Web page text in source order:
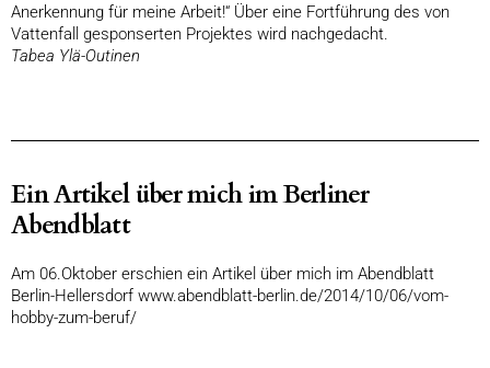
Anerkennung für meine Arbeit!“ Über eine Fortführung des von
Vattenfall gesponserten Projektes wird nachgedacht.
Tabea Ylä-Outinen
Ein Artikel über mich im Berliner
Abendblatt
Am 06.Oktober erschien ein Artikel über mich im Abendblatt
Berlin-Hellersdorf www.abendblatt-berlin.de/2014/10/06/vom-
hobby-zum-beruf/